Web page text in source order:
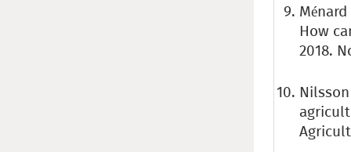
How
2018.